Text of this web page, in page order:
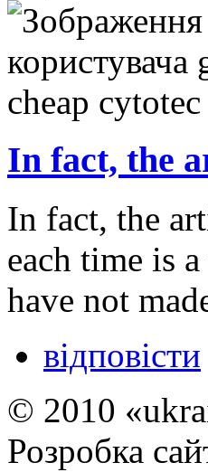
In fact, the
In fact, the
each time is
have not
відповісти
© 2010
Розробка